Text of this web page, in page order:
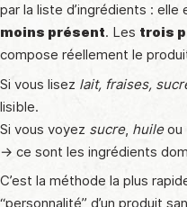
par la liste d’ingrédients : elle
moins présent. Les trois
compose réellement le
Si vous lisez lait, fraises,
lisible.
Si vous voyez sucre, huileou
→ ce sont les ingrédients
C’est la méthode la plus
“personnalité” d’un produit